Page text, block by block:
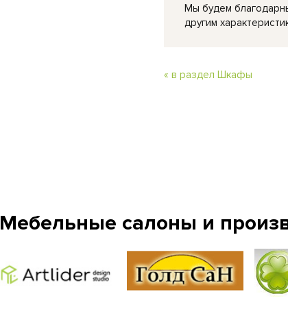
Мы будем
другим
« в раздел Шкафы
Мебельные салоны и